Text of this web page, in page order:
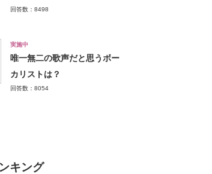
回答数：8498
実施中
唯一無二の歌声だと思うボー
カリストは？
回答数：8054
キング